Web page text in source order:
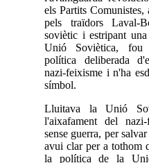
els Partits Comunistes,
pels traïdors Laval-
soviètic i estripant
Unió Soviètica, fou
política deliberada
nazi-feixisme i n'ha
símbol.
Lluitava la Unió
l'aixafament del
sense guerra, per
avui clar per a tothom
la política de la